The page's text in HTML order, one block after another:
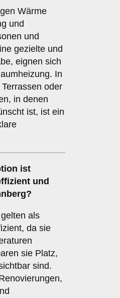
Wärme
und
und
gezielte und
eignen sich
In
oder
in denen
ist, ist ein
ist
und
als
da sie
sie Platz,
sind.